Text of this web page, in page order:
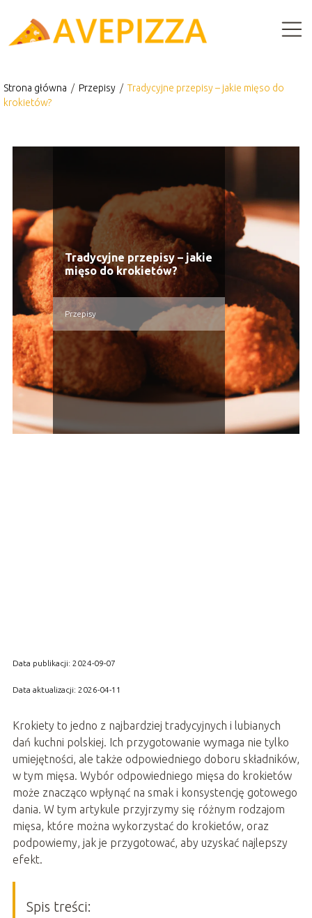
Strona główna / Przepisy / Tradycyjne przepisy – jakie mięso do
krokietów?
Tradycyjne przepisy – jakie
mięso do krokietów?
Przepisy
Data publikacji: 2024-09-07
Data aktualizacji: 2026-04-11
Krokiety to jedno z najbardziej tradycyjnych i lubianych
dań kuchni polskiej. Ich przygotowanie wymaga nie tylko
umiejętności, ale także odpowiedniego doboru składników,
w tym mięsa. Wybór odpowiedniego mięsa do krokietów
może znacząco wpłynąć na smak i konsystencję gotowego
dania. W tym artykule przyjrzymy się różnym rodzajom
mięsa, które można wykorzystać do krokietów, oraz
podpowiemy, jak je przygotować, aby uzyskać najlepszy
efekt.
Spis treści: